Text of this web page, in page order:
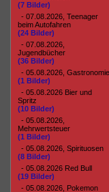
(7 Bilder)
- 07.08.2026, Teenager
beim Autofahren
(24 Bilder)
- 07.08.2026,
Jugendbücher
(36 Bilder)
- 05.08.2026, Gastronomie
(1 Bilder)
- 05.08.2026 Bier und
Spritz
(10 Bilder)
- 05.08.2026,
Mehrwertsteuer
(1 Bilder)
- 05.08.2026, Spirituosen
(8 Bilder)
- 05.08.2026 Red Bull
(19 Bilder)
- 05.08.2026, Pokemon